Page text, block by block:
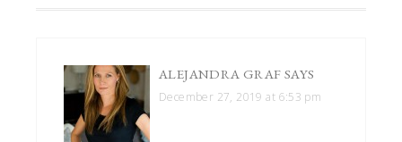
ALEJANDRA GRAF SAYS
December 27, 2019 at 6:53 pm